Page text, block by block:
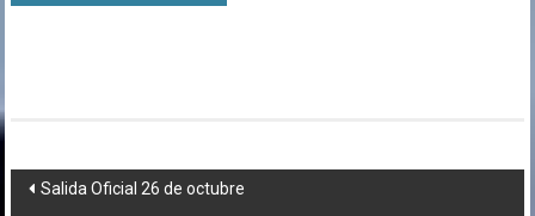
Navegación
Salida Oficial 26 de octubre